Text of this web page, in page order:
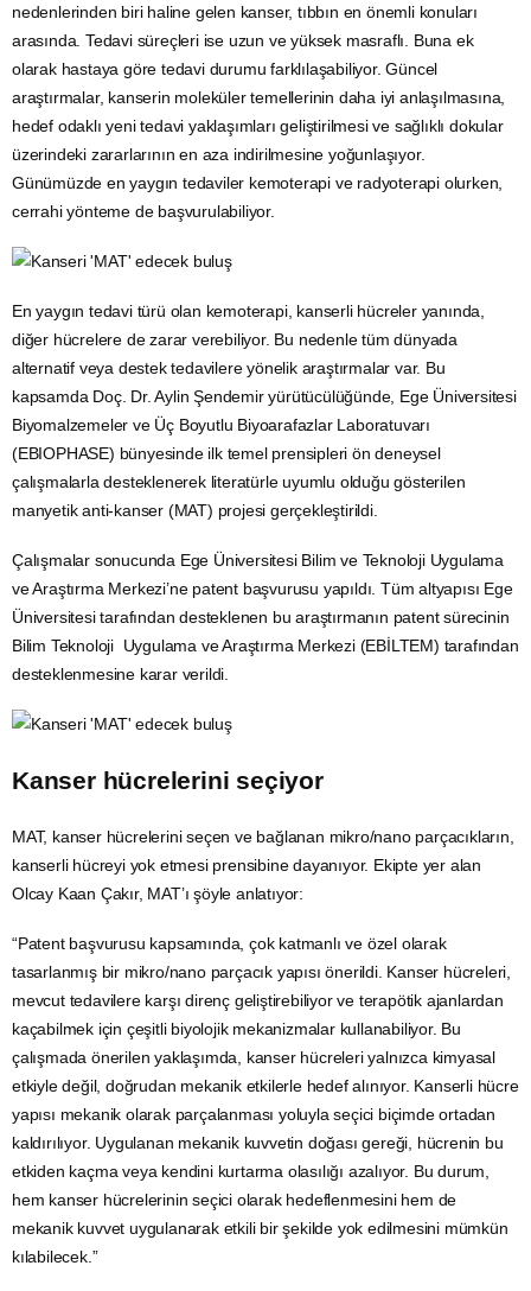
nedenlerinden biri haline gelen kanser, tıbbın en önemli konuları
arasında. Tedavi süreçleri ise uzun ve yüksek masraflı. Buna ek
olarak hastaya göre tedavi durumu farklılaşabiliyor. Güncel
araştırmalar, kanserin moleküler temellerinin daha iyi anlaşılmasına,
hedef odaklı yeni tedavi yaklaşımları geliştirilmesi ve sağlıklı dokular
üzerindeki zararlarının en aza indirilmesine yoğunlaşıyor.
Günümüzde en yaygın tedaviler kemoterapi ve radyoterapi olurken,
cerrahi yönteme de başvurulabiliyor.
En yaygın tedavi türü olan kemoterapi, kanserli hücreler yanında,
diğer hücrelere de zarar verebiliyor. Bu nedenle tüm dünyada
alternatif veya destek tedavilere yönelik araştırmalar var. Bu
kapsamda Doç. Dr. Aylin Şendemir yürütücülüğünde, Ege Üniversitesi
Biyomalzemeler ve Üç Boyutlu Biyoarafazlar Laboratuvarı
(EBIOPHASE) bünyesinde ilk temel prensipleri ön deneysel
çalışmalarla desteklenerek literatürle uyumlu olduğu gösterilen
manyetik anti-kanser (MAT) projesi gerçekleştirildi.
Çalışmalar sonucunda Ege Üniversitesi Bilim ve Teknoloji Uygulama
veAraştırma Merkezi’ne patent başvurusu yapıldı. Tüm altyapısı Ege
Üniversitesi tarafından desteklenen bu araştırmanın patent sürecinin
Bilim Teknoloji Uygulama ve Araştırma Merkezi (EBİLTEM) tarafından
desteklenmesine karar verildi.
Kanser hücrelerini seçiyor
MAT, kanser hücrelerini seçen ve bağlanan mikro/nano parçacıkların,
kanserli hücreyi yok etmesi prensibine dayanıyor. Ekipte yer alan
Olcay Kaan Çakır, MAT’ı şöyle anlatıyor:
“Patent başvurusu kapsamında, çok katmanlı ve özel olarak
tasarlanmış bir mikro/nano parçacık yapısı önerildi. Kanser hücreleri,
mevcut tedavilere karşı direnç geliştirebiliyor ve terapötik ajanlardan
kaçabilmek için çeşitli biyolojik mekanizmalar kullanabiliyor. Bu
çalışmada önerilen yaklaşımda, kanser hücreleri yalnızca kimyasal
etkiyle değil, doğrudan mekanik etkilerle hedef alınıyor. Kanserli hücre
yapısı mekanik olarak parçalanması yoluyla seçici biçimde ortadan
kaldırılıyor. Uygulanan mekanik kuvvetin doğası gereği, hücrenin bu
etkiden kaçma veya kendini kurtarma olasılığı azalıyor. Bu durum,
hem kanser hücrelerinin seçici olarak hedeflenmesini hem de
mekanik kuvvet uygulanarak etkili bir şekilde yok edilmesini mümkün
kılabilecek.”